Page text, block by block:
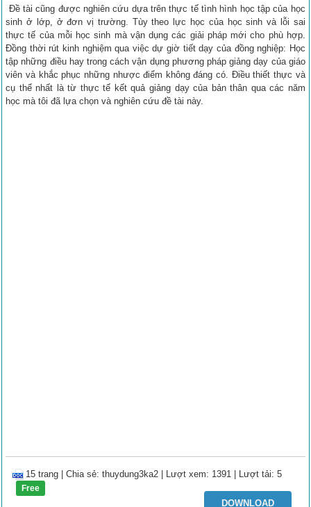
Đề tài cũng được nghiên cứu dựa trên thực tế tình hình học tập của học
sinh ở lớp, ở đơn vị trường. Tùy theo lực học của học sinh và lỗi sai
thực tế của mỗi học sinh mà vận dụng các giải pháp mới cho phù hợp.
Đồng thời rút kinh nghiệm qua việc dự giờ tiết dạy của đồng nghiệp: Học
tập những điều hay trong cách vận dụng phương pháp giảng dạy của giáo
viên và khắc phục những nhược điểm không đáng có. Điều thiết thực và
cụ thể nhất là từ thực tế kết quả giảng dạy của bản thân qua các năm
học mà tôi đã lựa chọn và nghiên cứu đề tài này.
15 trang |Chia sẻ:thuydung3ka2 | Lượt xem: 1391 | Lượt tải: 5
Free
DOWNLOAD